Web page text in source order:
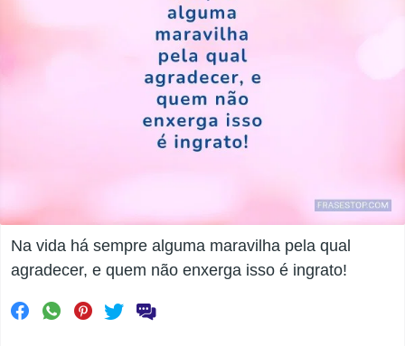
Na vida há sempre alguma maravilha pela qual
agradecer, e quem não enxerga isso é ingrato!